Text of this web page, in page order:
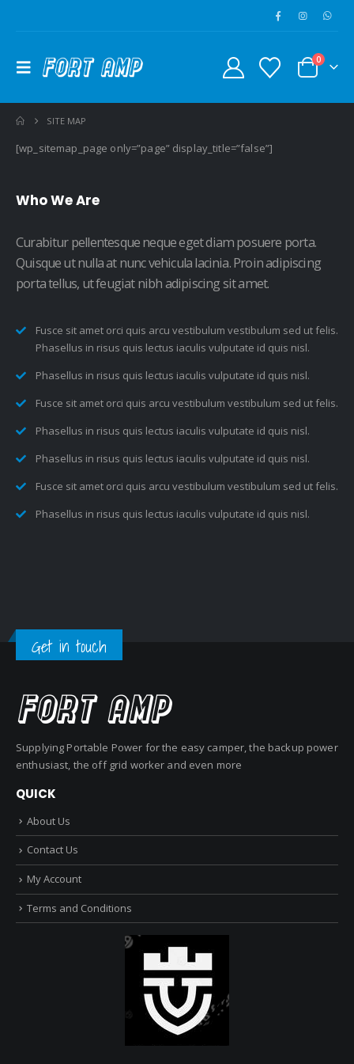
0
SITE MAP
[wp_sitemap_page only=”page” display_title=”false”]
WhoWe Are
Curabitur pellentesque neque eget diam posuere porta.
Quisque ut nulla at nunc vehicula lacinia. Proin adipiscing
porta tellus, ut feugiat nibh adipiscing sit amet.
Fusce sit amet orci quis arcu vestibulum vestibulum sed ut felis.
Phasellus in risus quis lectus iaculis vulputate id quis nisl.
Phasellus in risus quis lectus iaculis vulputate id quis nisl.
Fusce sit amet orci quis arcu vestibulum vestibulum sed ut felis.
Phasellus in risus quis lectus iaculis vulputate id quis nisl.
Phasellus in risus quis lectus iaculis vulputate id quis nisl.
Fusce sit amet orci quis arcu vestibulum vestibulum sed ut felis.
Phasellus in risus quis lectus iaculis vulputate id quis nisl.
Get in touch
Supplying Portable Power for the easy camper, the backup power
enthusiast, the off grid worker and even more
QUICK
About Us
Contact Us
My Account
Terms and Conditions